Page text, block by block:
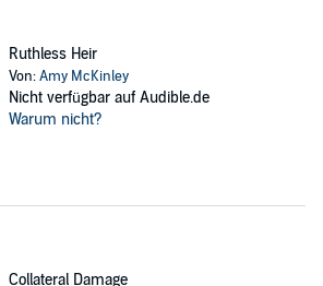
Ruthless Heir
Von:Amy McKinley
Nicht verfügbar auf Audible.de
Warum nicht?
Collateral Damage